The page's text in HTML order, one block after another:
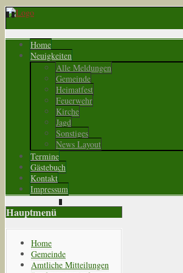
Home
Neuigkeiten
Alle Meldungen
Gemeinde
Heimatfest
Feuerwehr
Kirche
Jagd
Sonstiges
News Layout
Termine
Gästebuch
Kontakt
Impressum
Hauptmenü
Home
Gemeinde
Amtliche Mitteilungen